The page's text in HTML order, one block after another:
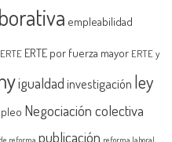
empleabilidad
ERTE ERTE por fuerza mayor ERTE y
igualdadinvestigación ley
Negociación colectiva
reforma publicación reforma laboral